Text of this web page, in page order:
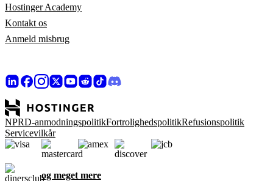
Hostinger Academy
Kontakt os
Anmeld misbrug
NPRD-anmodningspolitikFortrolighedspolitikRefusionspolitik
Servicevilkår
og meget mere